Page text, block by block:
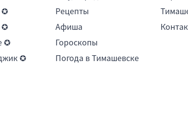
✪
✪
✪
✪
Рецепты
Афиша
Гороскопы
Погода в Тимашевске